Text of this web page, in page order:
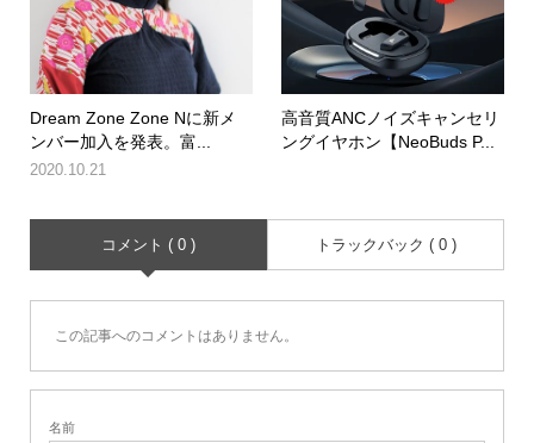
Dream Zone Zone Nに新メ
ンバー加入を発表。富...
2020.10.21
高音質ANCノイズキャンセリ
ングイヤホン【NeoBuds P...
コメント ( 0 ) トラックバック ( 0 )
この記事へのコメントはありません。
名前